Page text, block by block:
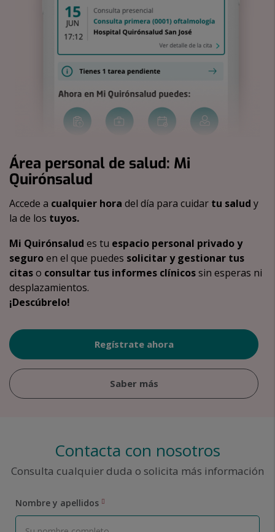
Área personal de salud: Mi
Quirónsalud
Accede a cualquier hora del día para cuidar tu salud y
la de los tuyos.
Mi Quirónsalud es tu espacio personal privado y
seguroen el que puedes solicitar y gestionar tus
citaso consultar tus informes clínicossin esperas ni
desplazamientos.
¡Descúbrelo!
Regístrate ahora
Saber más
Contacta con nosotros
Consulta cualquier duda o solicita más información
Nombre y apellidos